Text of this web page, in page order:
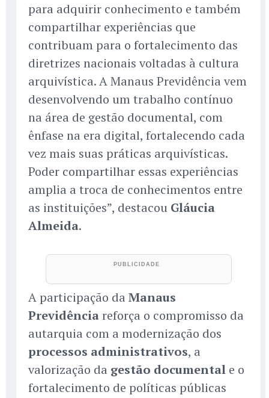
para adquirir conhecimento e também
compartilhar experiências que
contribuam para o fortalecimento das
diretrizes nacionais voltadas à cultura
arquivística. A Manaus Previdência vem
desenvolvendo um trabalho contínuo
na área de gestão documental, com
ênfase na era digital, fortalecendo cada
vez mais suas práticas arquivísticas.
Poder compartilhar essas experiências
amplia a troca de conhecimentos entre
as instituições”, destacou Gláucia
Almeida.
A participação da Manaus
Previdênciareforça o compromisso da
autarquia com a modernização dos
processos administrativos, a
valorização da gestão documental e o
fortalecimento de políticas públicas